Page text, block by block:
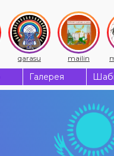
qarasu mailin
Галерея